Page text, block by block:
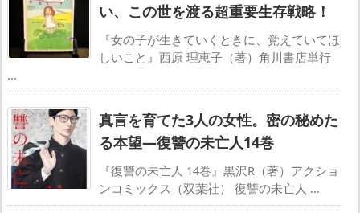
い、この世を渡る超重要生存戦略！
『女の子が生きていくときに、覚えていてほ
しいこと』西原 理恵子（著）角川書店単行
...
真言を育てた3人の女性。密の秘めた
る本望―復讐の未亡人14巻
『復讐の未亡人 14巻』黒沢R（著）アクショ
ンコミックス（双葉社） 復讐の未亡人 ...